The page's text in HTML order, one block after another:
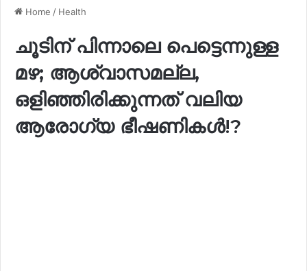
Home / Health
ചൂടിന് പിന്നാലെ പെട്ടെന്നുള്ള
മഴ; ആശ്വാസമല്ല,
ഒളിഞ്ഞിരിക്കുന്നത് വലിയ
ആരോഗ്യ ഭീഷണികൾ!?